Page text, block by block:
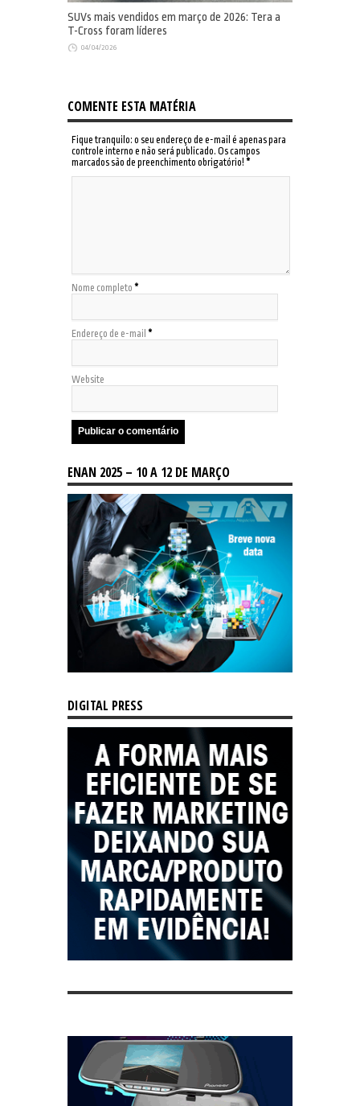
SUVs mais vendidos em março de 2026: Tera a
T-Cross foram líderes
04/04/2026
COMENTE ESTA MATÉRIA
Fique tranquilo: o seu endereço de e-mail é apenas para
controle interno e não será publicado. Os campos
marcados são de preenchimento obrigatório! *
Nome completo *
Endereço de e-mail *
Website
ENAN 2025 – 10 A 12 DE MARÇO
DIGITAL PRESS